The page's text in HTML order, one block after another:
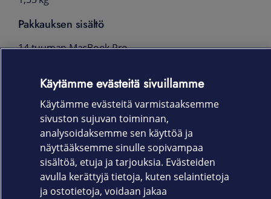
Pakkauksen sisältö
14 tuuman MacBook Pro
Takuu
12 kk
Käytämme evästeitä sivuillamme
Käytämme evästeitä varmistaaksemme
sivuston sujuvan toiminnan,
analysoidaksemme sen käyttöä ja
näyttääksemme sinulle sopivampaa
sisältöä, etuja ja tarjouksia. Evästeiden
avulla kerättyjä tietoja, kuten selaintietoja
ja ostotietoja, voidaan jakaa